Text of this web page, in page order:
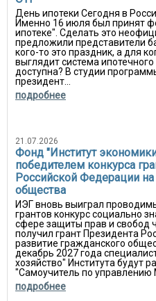
День ипотеки Сегодня в
Именно 16 июля был принят
ипотеке". Сделать это
предложили представители
кого-то это праздник, а для
выглядит система
доступна? В студии
президент...
подробнее
21.07.2026
Фонд "Институт
победителем конкурса
Российской Федерации
общества
ИЭГ вновь выиграл
грантов конкурс социально
сфере защиты прав и свобод
получил грант Президента
развитие гражданского
декабрь 2027 года
хозяйство" Института будут
"Самоучитель по управлению
подробнее